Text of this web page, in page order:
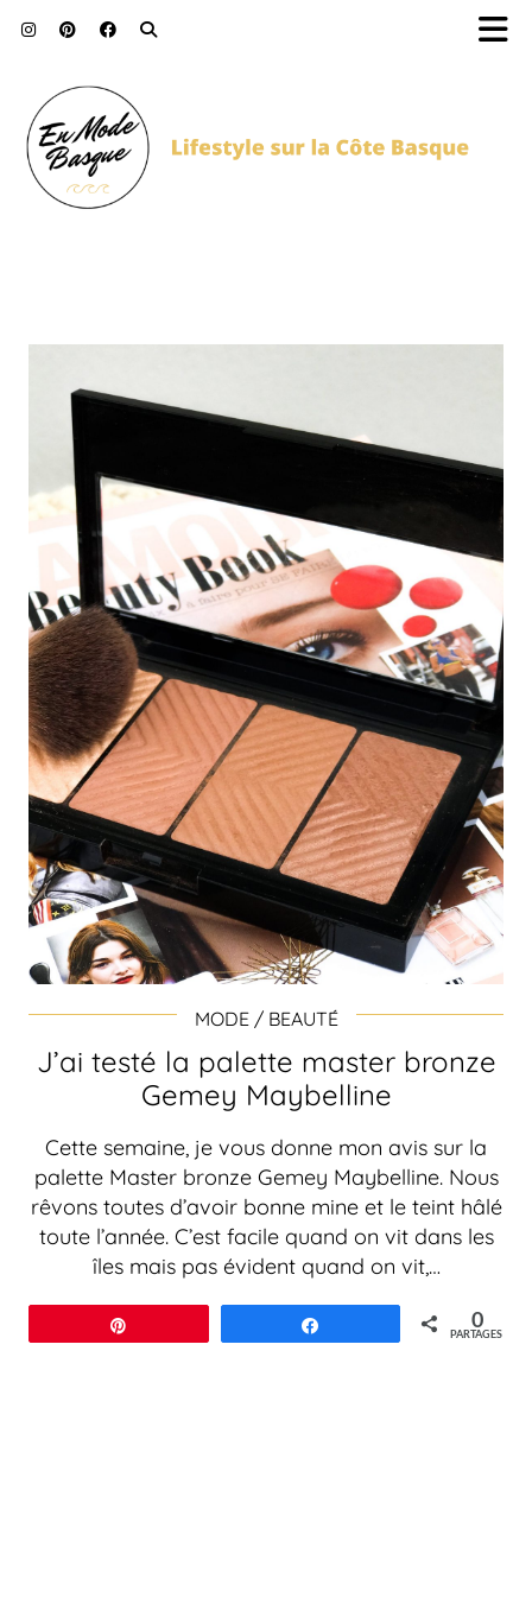
MODE / BEAUTÉ
J’ai testé la palette master bronze
Gemey Maybelline
Cette semaine, je vous donne mon avis sur la
palette Master bronze Gemey Maybelline. Nous
rêvons toutes d’avoir bonne mine et le teint hâlé
toute l’année. C’est facile quand on vit dans les
îles mais pas évident quand on vit,…
0
PARTAGES